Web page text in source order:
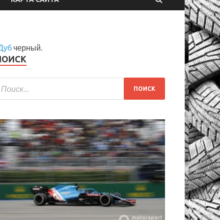
черный.